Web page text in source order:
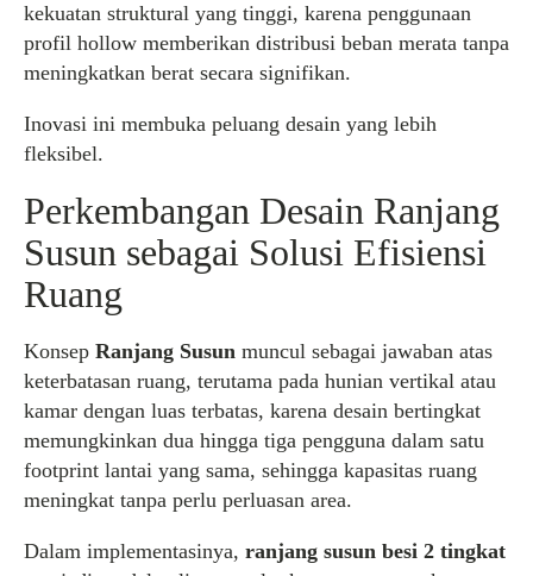
kekuatan struktural yang tinggi, karena penggunaan
profil hollow memberikan distribusi beban merata tanpa
meningkatkan berat secara signifikan.
Inovasi ini membuka peluang desain yang lebih
fleksibel.
Perkembangan Desain Ranjang
Susun sebagai Solusi Efisiensi
Ruang
Konsep Ranjang Susun muncul sebagai jawaban atas
keterbatasan ruang, terutama pada hunian vertikal atau
kamar dengan luas terbatas, karena desain bertingkat
memungkinkan dua hingga tiga pengguna dalam satu
footprint lantai yang sama, sehingga kapasitas ruang
meningkat tanpa perlu perluasan area.
Dalam implementasinya, ranjang susun besi 2 tingkat